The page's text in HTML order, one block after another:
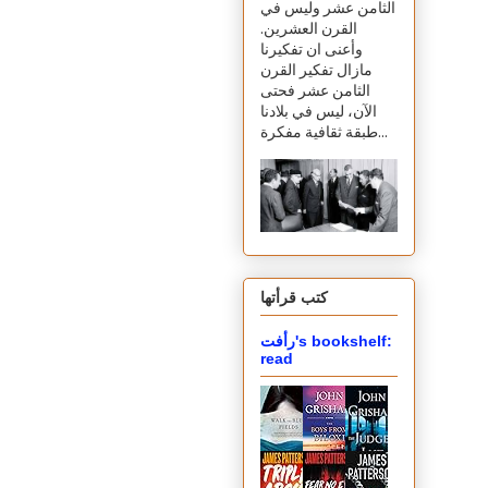
الثامن عشر وليس في
القرن العشرين.
وأعنى ان تفكيرنا
مازال تفكير القرن
الثامن عشر فحتى
الآن، ليس في بلادنا
طبقة ثقافية مفكرة...
كتب قرأتها
رأفت's bookshelf:
read